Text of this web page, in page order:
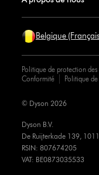
Belgique
Politique de protection des
Conformité
Politique
Dyson B.V.
De Ruijterkade 139,
RSIN: 807674205
VAT: BE0873035533
© Dyson 2026